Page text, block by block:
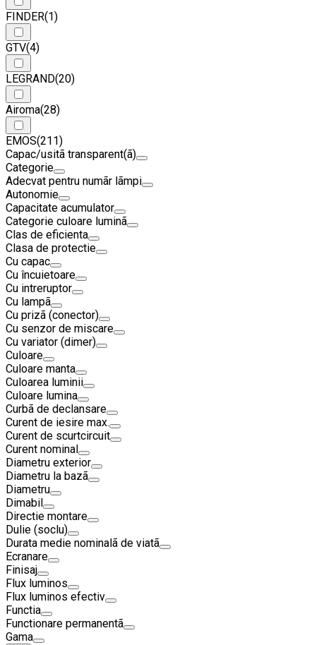
FINDER(1)
GTV(4)
LEGRAND(20)
Airoma(28)
EMOS(211)
Capac/usitã transparent(ã)
Categorie
Adecvat pentru numãr lãmpi
Autonomie
Capacitate acumulator
Categorie culoare luminã
Clas de eficienta
Clasa de protectie
Cu capac
Cu încuietoare
Cu intreruptor
Cu lampã
Cu prizã (conector)
Cu senzor de miscare
Cu variator (dimer)
Culoare
Culoare manta
Culoarea luminii
Culoare lumina
Curbã de declansare
Curent de iesire max.
Curent de scurtcircuit
Curent nominal
Diametru exterior
Diametru la bazã
Diametru
Dimabil
Directie montare
Dulie (soclu)
Durata medie nominalã de viatã
Ecranare
Finisaj
Flux luminos
Flux luminos efectiv
Functia
Functionare permanentã
Gama